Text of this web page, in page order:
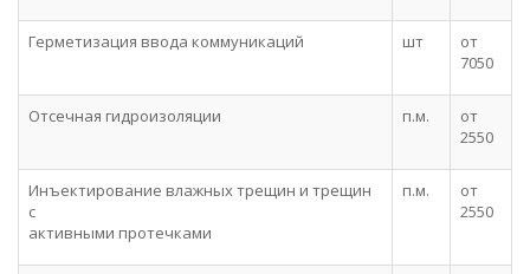
Герметизация ввода коммуникаций шт
от
7050
Отсечная гидроизоляции п.м.
от
2550
Инъектирование влажных трещин и трещин
с
активными протечками
п.м.
от
2550